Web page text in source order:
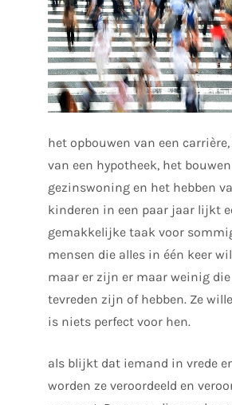
het opbouwen van een
van een hypotheek, het
gezinswoning en het hebben
kinderen in een paar jaar lijkt
gemakkelijke taak voor
mensen die alles in één keer
maar er zijn er maar weinig
tevreden zijn of hebben. Ze
is niets perfect voor hen.
als blijkt dat iemand in vrede
worden ze veroordeeld en